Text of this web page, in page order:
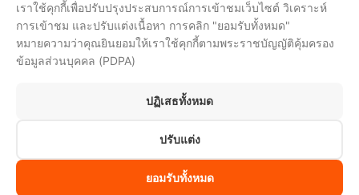
Center:
(+66) 02 612
6060
(Document
Wallet)
All rights reserved 2025. Digital Government Development Agency
เราใช้คุกกี้เพื่อปรับปรุงประสบการณ์การเข้าชมเว็บไซต์ วิเคราะห์
การเข้าชม และปรับแต่งเนื้อหา การคลิก "ยอมรับทั้งหมด"
หมายความว่าคุณยินยอมให้เราใช้คุกกี้ตามพระราชบัญญัติคุ้มครอง
ข้อมูลส่วนบุคคล (PDPA)
ปฏิเสธทั้งหมด
ปรับแต่ง
ยอมรับทั้งหมด